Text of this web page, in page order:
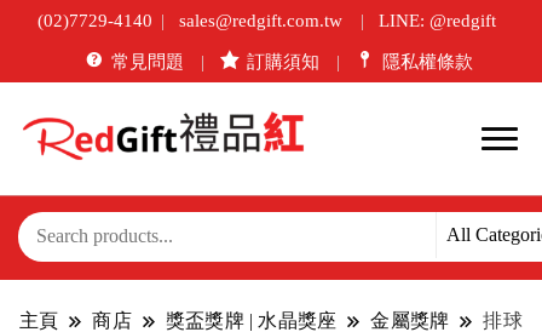
(02)7729-4140 sales@redgift.com.tw LINE: @redgift
常見問題 訂購須知 隱私權條款
主頁 商店 獎盃獎牌 | 水晶獎座 金屬獎牌
排球